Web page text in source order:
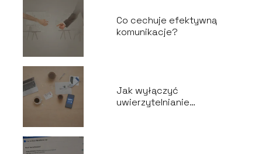
Co cechuje efektywną
komunikacje?
Jak wyłączyć
uwierzytelnianie